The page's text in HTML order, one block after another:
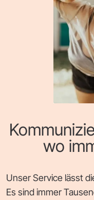
wo
Unser Service lässt
Es sind immer